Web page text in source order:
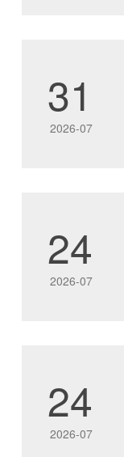
31
2026-07
24
2026-07
24
2026-07